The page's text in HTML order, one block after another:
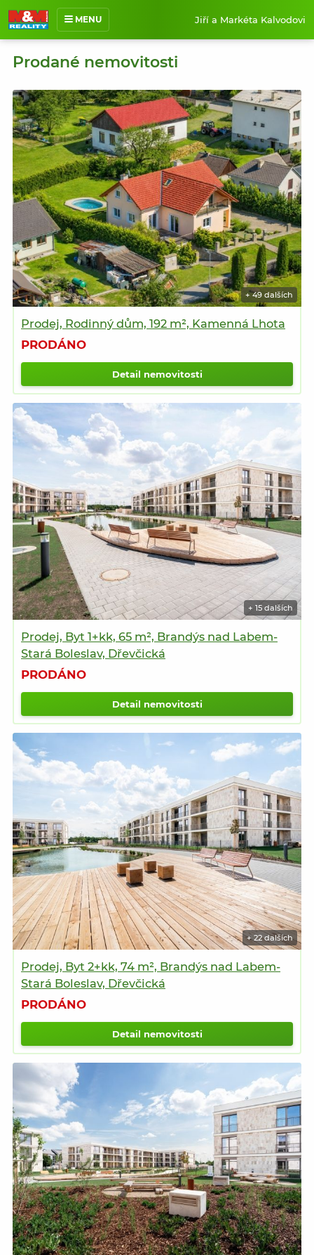
MENU
O mně
Prodané nemovitosti
Reference
Jak pracuji
Kontakt
Jiří a Markéta Kalvodovi
Prodané nemovitosti
+ 49 dalších
Prodej, Rodinný dům, 192 m², Kamenná Lhota
PRODÁNO
Detail nemovitosti
+ 15 dalších
Prodej, Byt 1+kk, 65 m², Brandýs nad Labem-
Stará Boleslav, Dřevčická
PRODÁNO
Detail nemovitosti
+ 22 dalších
Prodej, Byt 2+kk, 74 m², Brandýs nad Labem-
Stará Boleslav, Dřevčická
PRODÁNO
Detail nemovitosti